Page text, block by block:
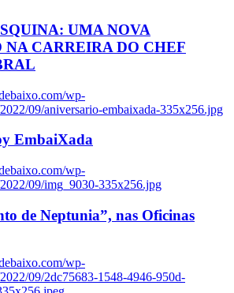
UMA NOVA
NA CARREIRA DO CHEF
wp-
09/aniversario-embaixada-335x256.jpg
EmbaiXada
wp-
09/img_9030-335x256.jpg
de Neptunia”, nas Oficinas
wp-
09/2dc75683-1548-4946-950d-